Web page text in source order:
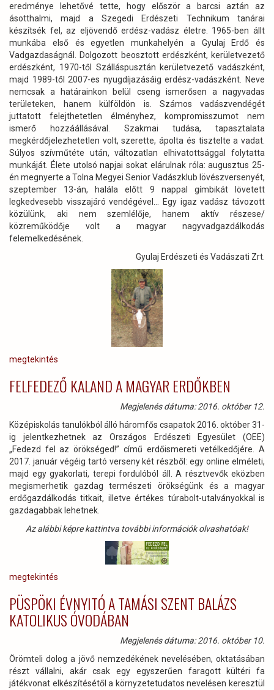
eredménye lehetővé tette, hogy először a barcsi aztán az
ásotthalmi, majd a Szegedi Erdészeti Technikum tanárai
készítsék fel, az eljövendő erdész-vadász életre. 1965-ben állt
munkába első és egyetlen munkahelyén a Gyulaj Erdő és
Vadgazdaságnál. Dolgozott beosztott erdészként, kerületvezető
erdészként, 1970-től Szálláspusztán kerületvezető vadászként,
majd 1989-től 2007-es nyugdíjazásáig erdész-vadászként. Neve
nemcsak a határainkon belül cseng ismerősen a nagyvadas
területeken, hanem külföldön is. Számos vadászvendégét
juttatott felejthetetlen élményhez, kompromisszumot nem
ismerő hozzáállásával. Szakmai tudása, tapasztalata
megkérdőjelezhetetlen volt, szerette, ápolta és tisztelte a vadat.
Súlyos szívműtéte után, változatlan elhivatottsággal folytatta
munkáját. Élete utolsó napjai sokat elárulnak róla: augusztus 25-
én megnyerte a Tolna Megyei Senior Vadászklub lövészversenyét,
szeptember 13-án, halála előtt 9 nappal gímbikát lövetett
legkedvesebb visszajáró vendégével… Egy igaz vadász távozott
közülünk, aki nem szemlélője, hanem aktív részese/
közreműködője volt a magyar nagyvadgazdálkodás
felemelkedésének.
Gyulaj Erdészeti és Vadászati Zrt.
megtekintés
FELFEDEZŐ KALAND A MAGYAR ERDŐKBEN
Megjelenés dátuma: 2016. október 12.
Középiskolás tanulókból álló háromfős csapatok 2016. október 31-
ig jelentkezhetnek az Országos Erdészeti Egyesület (OEE)
„Fedezd fel az örökséged!” című erdőismereti vetélkedőjére. A
2017. január végéig tartó verseny két részből: egy online elméleti,
majd egy gyakorlati, terepi fordulóból áll. A résztvevők eközben
megismerhetik gazdag természeti örökségünk és a magyar
erdőgazdálkodás titkait, illetve értékes túrabolt-utalványokkal is
gazdagabbak lehetnek.
Az alábbi képre kattintva további információk olvashatóak!
megtekintés
PÜSPÖKI ÉVNYITÓ A TAMÁSI SZENT BALÁZS
KATOLIKUS ÓVODÁBAN
Megjelenés dátuma: 2016. október 10.
Örömteli dolog a jövő nemzedékének nevelésében, oktatásában
részt vállalni, akár csak egy egyszerűen faragott kültéri fa
játékvonat elkészítésétől a környzetetudatos nevelésen keresztül